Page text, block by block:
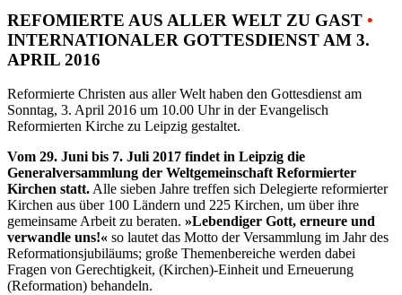
REFOMIERTE AUS ALLER WELT ZU GAST •
INTERNATIONALER GOTTESDIENST AM 3.
APRIL 2016
Reformierte Christen aus aller Welt haben den Gottesdienst am
Sonntag, 3. April 2016 um 10.00 Uhr in der Evangelisch
Reformierten Kirche zu Leipzig gestaltet.
Vom 29. Juni bis 7. Juli 2017 findet in Leipzig die
Generalversammlung der Weltgemeinschaft Reformierter
Kirchen statt.Alle sieben Jahre treffen sich Delegierte reformierter
Kirchen aus über 100 Ländern und 225 Kirchen, um über ihre
gemeinsame Arbeit zu beraten. »Lebendiger Gott, erneure und
verwandle uns!« so lautet das Motto der Versammlung im Jahr des
Reformationsjubiläums; große Themenbereiche werden dabei
Fragen von Gerechtigkeit, (Kirchen)-Einheit und Erneuerung
(Reformation) behandeln.